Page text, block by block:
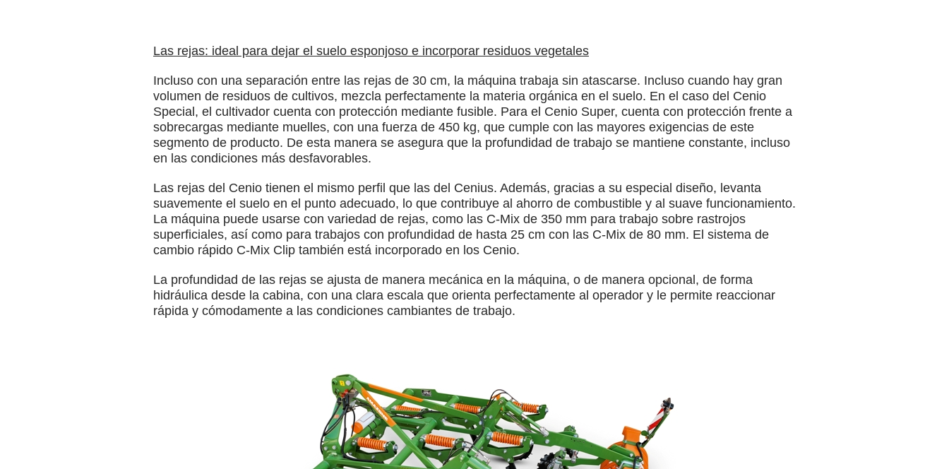
Las rejas: ideal para dejar el suelo esponjoso e incorporar residuos vegetales
Incluso con una separación entre las rejas de 30 cm, la máquina trabaja sin atascarse. Incluso cuando hay gran
volumen de residuos de cultivos, mezcla perfectamente la materia orgánica en el suelo. En el caso del Cenio
Special, el cultivador cuenta con protección mediante fusible. Para el Cenio Super, cuenta con protección frente a
sobrecargas mediante muelles, con una fuerza de 450 kg, que cumple con las mayores exigencias de este
segmento de producto. De esta manera se asegura que la profundidad de trabajo se mantiene constante, incluso
en las condiciones más desfavorables.
Las rejas del Cenio tienen el mismo perfil que las del Cenius. Además, gracias a su especial diseño, levanta
suavemente el suelo en el punto adecuado, lo que contribuye al ahorro de combustible y al suave funcionamiento.
La máquina puede usarse con variedad de rejas, como las C-Mix de 350 mm para trabajo sobre rastrojos
superficiales, así como para trabajos con profundidad de hasta 25 cm con las C-Mix de 80 mm. El sistema de
cambio rápido C-Mix Clip también está incorporado en los Cenio.
La profundidad de las rejas se ajusta de manera mecánica en la máquina, o de manera opcional, de forma
hidráulica desde la cabina, con una clara escala que orienta perfectamente al operador y le permite reaccionar
rápida y cómodamente a las condiciones cambiantes de trabajo.